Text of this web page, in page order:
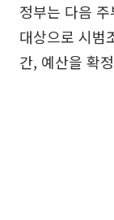
정부는 다음
대상으로 시범
간, 예산을 확